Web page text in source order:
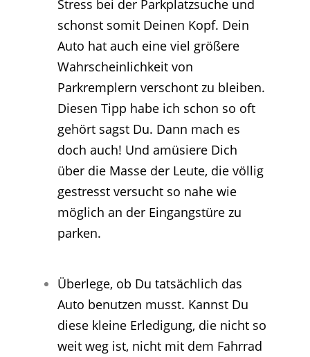
Stress bei der Parkplatzsuche und
schonst somit Deinen Kopf. Dein
Auto hat auch eine viel größere
Wahrscheinlichkeit von
Parkremplern verschont zu bleiben.
Diesen Tipp habe ich schon so oft
gehört sagst Du. Dann mach es
doch auch! Und amüsiere Dich
über die Masse der Leute, die völlig
gestresst versucht so nahe wie
möglich an der Eingangstüre zu
parken.
Überlege, ob Du tatsächlich das
Auto benutzen musst. Kannst Du
diese kleine Erledigung, die nicht so
weit weg ist, nicht mit dem Fahrrad